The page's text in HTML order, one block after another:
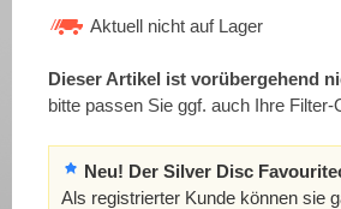
Aktuell nicht auf Lager
Dieser Artikel ist vorübergehend
bitte passen Sie ggf. auch Ihre
Neu! Der Silver Disc
Als registrierter Kunde können sie